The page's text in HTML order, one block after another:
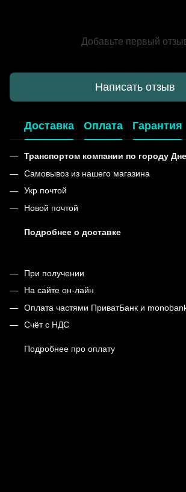
Добавьте первый
Написать отзыв
Доставка Оплата Гарантия
Транспортом компании по городу
Самовывоз из нашего магазина
Укр почтой
Новой почтой
Подробнее о доставке
При получении
На сайте он-лайн
Оплата частями ПриватБанк и
Счёт с НДС
Подробнее про оплату